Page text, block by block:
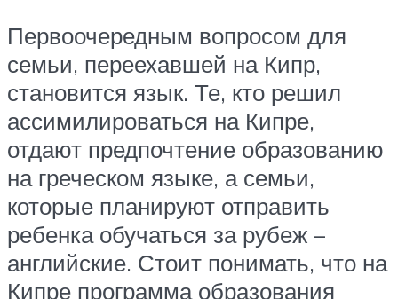
Первоочередным вопросом для
семьи, переехавшей на Кипр,
становится язык. Те, кто решил
ассимилироваться на Кипре,
отдают предпочтение образованию
на греческом языке, а семьи,
которые планируют отправить
ребенка обучаться за рубеж –
английские. Стоит понимать, что на
Кипре программа образования